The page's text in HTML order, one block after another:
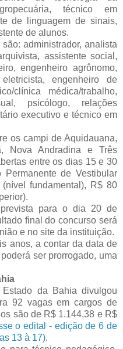
técnico em
de linguagem de sinais,
de alunos.
administrador, analista
assistente social,
engenheiro agrônomo,
engenheiro de
clínica médica/trabalho,
psicólogo, relações
executivo e técnico em
os campi de Aquidauana,
Nova Andradina e Três
entre os dias 15 e 30
de Vestibular
fundamental), R$ 80
para o dia 20 de
final do concurso será
e no site da instituição.
anos, a contar da data de
ser prorrogado, uma
da Bahia divulgou
92 vagas em cargos de
são de R$ 1.144,38 e R$
o edital - edição de 6 de
13 à 17).